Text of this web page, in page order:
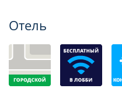
Отель